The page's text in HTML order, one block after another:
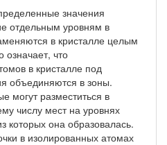
значения
отдельным уровням в
в кристалле целым
означает, что
в кристалле под
объединяются в зоны.
могут разместиться в
числу мест на уровнях
которых она образовалась.
в изолированных атомах